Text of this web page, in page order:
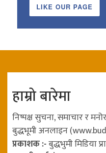
LIKE OUR PAGE
हाम्रो बारेमा
निष्पक्ष सुचना, समाचार र
बुद्धभूमी अनलाइन
प्रकाशक :-बुद्धभुमी मिडिया